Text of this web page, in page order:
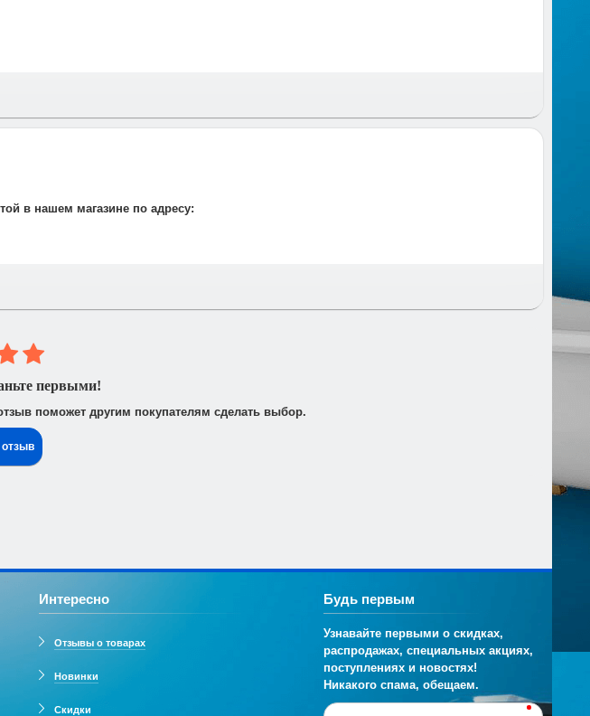
оговариваем удобную дату и время и предупреждаем за час до приезда.
в нашем магазине по адресу:
заказа Вам высылается счёт по электронной почте для его оплаты в банке в
первыми!
поможет другим покупателям сделать выбор.
Интересно
Отзывы о товарах
Новинки
Скидки
Будь первым
Узнавайте первыми о скидках,
распродажах, специальных акциях,
поступлениях и новостях!
Никакого спама, обещаем.